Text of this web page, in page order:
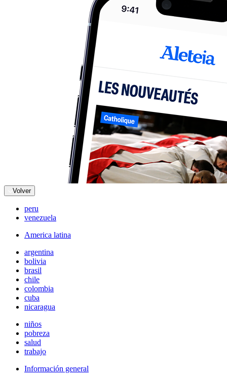
Volver
peru
venezuela
America latina
argentina
bolivia
brasil
chile
colombia
cuba
nicaragua
niños
pobreza
salud
trabajo
Información general